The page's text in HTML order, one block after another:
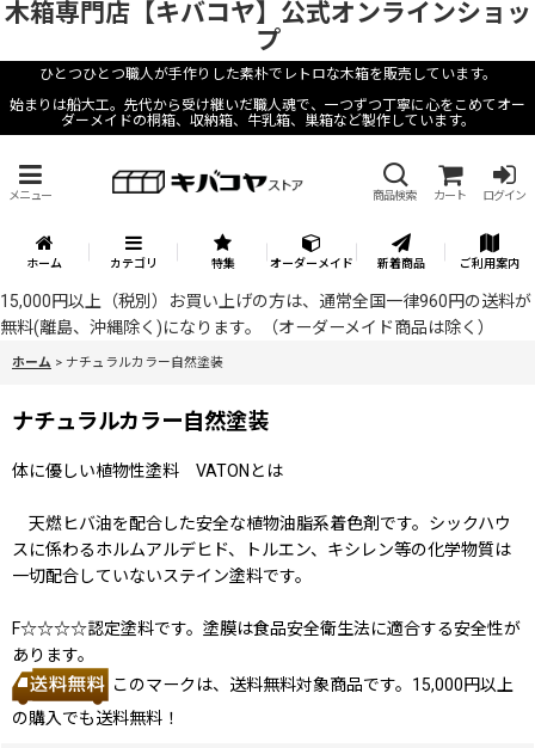
木箱専門店【キバコヤ】公式オンラインショッ
プ
ひとつひとつ職人が手作りした素朴でレトロな木箱を販売しています。
始まりは船大工。先代から受け継いだ職人魂で、一つずつ丁寧に心をこめてオー
ダーメイドの桐箱、収納箱、牛乳箱、巣箱など製作しています。
メニュー 商品検索 カート ログイン
ホーム カテゴリ 特集 オーダーメイド 新着商品 ご利用案内
15,000円以上（税別）お買い上げの方は、通常全国一律960円の送料が
無料(離島、沖縄除く)になります。（オーダーメイド商品は除く）
ホーム > ナチュラルカラー自然塗装
ナチュラルカラー自然塗装
体に優しい植物性塗料 VATONとは
天燃ヒバ油を配合した安全な植物油脂系着色剤です。シックハウ
スに係わるホルムアルデヒド、トルエン、キシレン等の化学物質は
一切配合していないステイン塗料です。
F☆☆☆☆認定塗料です。塗膜は食品安全衛生法に適合する安全性が
あります。
このマークは、送料無料対象商品です。15,000円以上
の購入でも送料無料！